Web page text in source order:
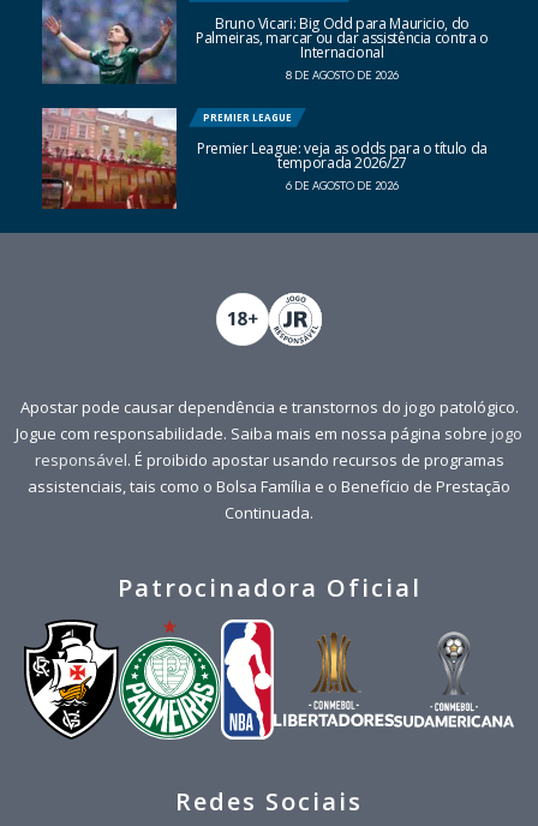
Bruno Vicari: Big Odd para Mauricio, do
Palmeiras, marcar ou dar assistência contra o
Internacional
8 DE AGOSTO DE 2026
PREMIER LEAGUE
Premier League: veja as odds para o título da
temporada 2026/27
6 DE AGOSTO DE 2026
Apostar pode causar dependência e transtornos do jogo patológico.
Jogue com responsabilidade. Saiba mais em nossa página sobre jogo
responsável. É proibido apostar usando recursos de programas
assistenciais, tais como o Bolsa Família e o Benefício de Prestação
Continuada.
Patrocinadora Oficial
Redes Sociais